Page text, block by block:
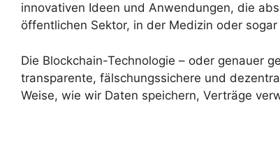
innovativen Ideen und Anwendungen, die
öffentlichen Sektor, in der Medizin oder
Die Blockchain-Technologie – oder genauer
transparente, fälschungssichere und
Weise, wie wir Daten speichern, Verträge